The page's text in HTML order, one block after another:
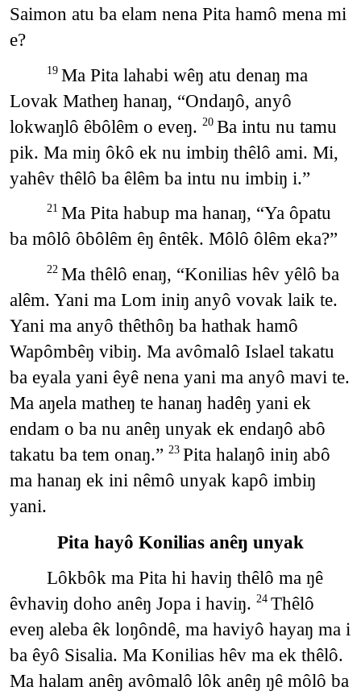
Saimon atu ba elam nena Pita hamô mena mi
e?
19 Ma Pita lahabi wêŋ atu denaŋ ma
Lovak Matheŋ hanaŋ, “Ondaŋô, anyô
lokwaŋlô êbôlêm o eveŋ. 20 Ba intu nu tamu
pik. Ma miŋ ôkô ek nu imbiŋ thêlô ami. Mi,
yahêv thêlô ba êlêm ba intu nu imbiŋ i.”
21 Ma Pita habup ma hanaŋ, “Ya ôpatu
ba môlô ôbôlêm êŋ êntêk. Môlô ôlêm eka?”
22 Ma thêlô enaŋ, “Konilias hêv yêlô ba
alêm. Yani ma Lom iniŋ anyô vovak laik te.
Yani ma anyô thêthôŋ ba hathak hamô
Wapômbêŋ vibiŋ. Ma avômalô Islael takatu
ba eyala yani êyê nena yani ma anyô mavi te.
Ma aŋela matheŋ te hanaŋ hadêŋ yani ek
endam o ba nu anêŋ unyak ek endaŋô abô
takatu ba tem onaŋ.” 23 Pita halaŋô iniŋ abô
ma hanaŋ ek ini nêmô unyak kapô imbiŋ
yani.
Pita hayô Konilias anêŋ unyak
Lôkbôk ma Pita hi haviŋ thêlô ma ŋê
êvhaviŋ doho anêŋ Jopa i haviŋ. 24 Thêlô
eveŋ aleba êk loŋôndê, ma haviyô hayaŋ ma i
ba êyô Sisalia. Ma Konilias hêv ma ek thêlô.
Ma halam anêŋ avômalô lôk anêŋ ŋê môlô ba